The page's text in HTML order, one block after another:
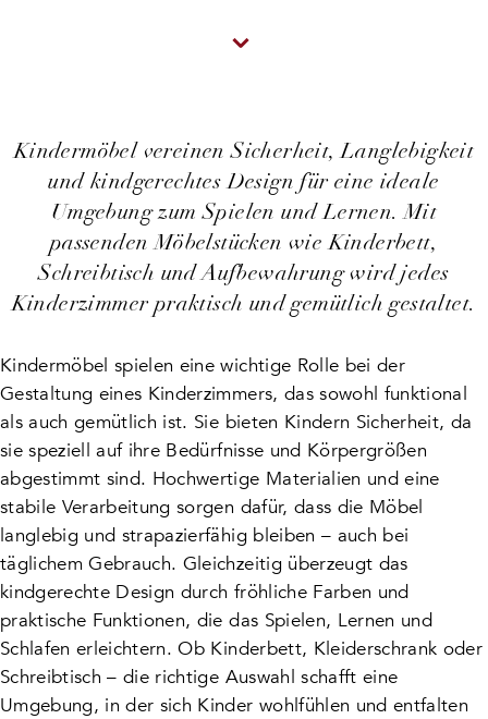
Kindermöbel vereinen Sicherheit, Langlebigkeit
und kindgerechtes Design für eine ideale
Umgebung zum Spielen und Lernen. Mit
passenden Möbelstücken wie Kinderbett,
Schreibtisch und Aufbewahrung wird jedes
Kinderzimmer praktisch und gemütlich gestaltet.
Kindermöbel spielen eine wichtige Rolle bei der
Gestaltung eines Kinderzimmers, das sowohl funktional
als auch gemütlich ist. Sie bieten Kindern Sicherheit, da
sie speziell auf ihre Bedürfnisse und Körpergrößen
abgestimmt sind. Hochwertige Materialien und eine
stabile Verarbeitung sorgen dafür, dass die Möbel
langlebig und strapazierfähig bleiben – auch bei
täglichem Gebrauch. Gleichzeitig überzeugt das
kindgerechte Design durch fröhliche Farben und
praktische Funktionen, die das Spielen, Lernen und
Schlafen erleichtern. Ob Kinderbett, Kleiderschrank oder
Schreibtisch – die richtige Auswahl schafft eine
Umgebung, in der sich Kinder wohlfühlen und entfalten